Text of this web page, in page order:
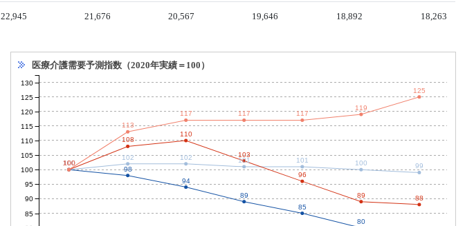
22,945 21,676 20,567 19,646 18,892 18,263
医療介護需要予測指数（2020年実績＝100）
100
98
94
89
85
80
100
102 102 101 101 100 99
100
108
110
103
96
89 88
100
113
117 117 117
119
125
85
90
95
100
105
110
115
120
125
130